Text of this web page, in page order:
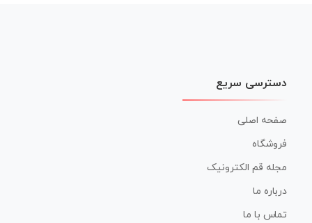
دسترسی سریع
صفحه اصلی
فروشگاه
مجله قم الکترونیک
درباره ما
تماس با ما